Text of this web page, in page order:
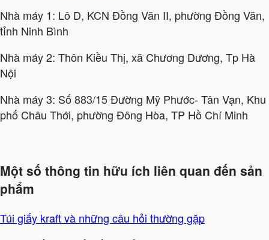
Nhà máy 1: Lô D, KCN Đồng Văn II, phường Đồng Văn,
tỉnh Ninh Bình
Nhà máy 2: Thôn Kiều Thị, xã Chương Dương, Tp Hà
Nội
Nhà máy 3: Số 883/15 Đường Mỹ Phước- Tân Vạn, Khu
phố Châu Thới, phường Đông Hòa, TP Hồ Chí Minh
Một số thông tin hữu ích liên quan đến sản
phẩm
Túi giấy kraft và những câu hỏi thường gặp